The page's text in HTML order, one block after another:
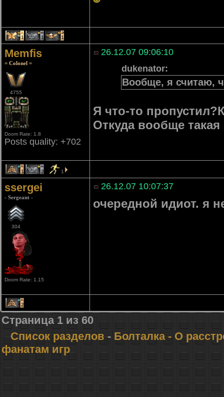
1 1 1
Memfis
= Colonel =
4755
Doom Rate: 1.8
Posts quality: +702
26.12.07 09:06:10
dukenator:
Вообще, я считаю,
Я что-то
Откуда вообще
1 2 1
ssergei
- Sergeant -
304
Doom Rate: 1.15
26.12.07 10:07:37
очередной идиот. я
2
Страница1 из 60
Список разделов- Болталка- О
фанатам игр